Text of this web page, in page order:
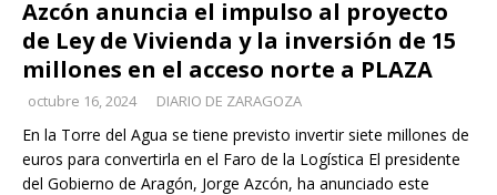
Azcón anuncia el impulso al proyecto
de Ley de Vivienda y la inversión de 15
millones en el acceso norte a PLAZA
octubre 16, 2024 DIARIO DE ZARAGOZA
En la Torre del Agua se tiene previsto invertir siete millones de
euros para convertirla en el Faro de la Logística El presidente
del Gobierno de Aragón, Jorge Azcón, ha anunciado este